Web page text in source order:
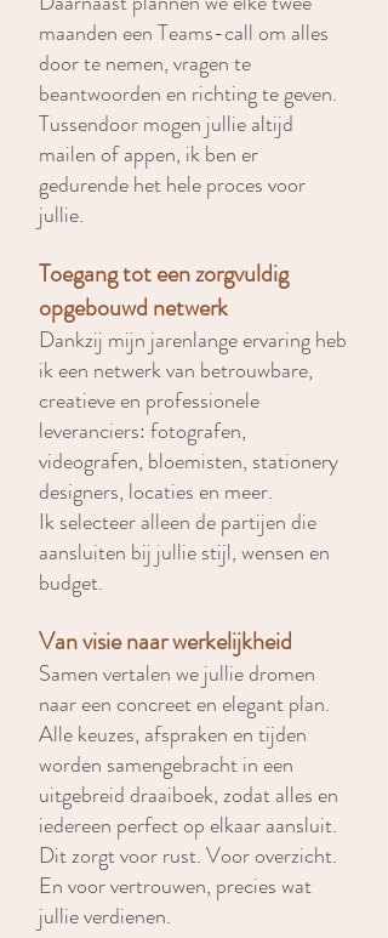
maanden een Teams-call om alles
door te nemen, vragen te
beantwoorden en richting te geven.
Tussendoor mogen jullie altijd
mailen of appen, ik ben er
gedurende het hele proces voor
jullie.
Toegang tot een zorgvuldig
opgebouwd netwerk
Dankzij mijn jarenlange ervaring heb
ik een netwerk van betrouwbare,
creatieve en professionele
leveranciers: fotografen,
videografen, bloemisten, stationery
designers, locaties en meer.
Ik selecteer alleen de partijen die
aansluiten bij jullie stijl, wensen en
budget.
Van visie naar werkelijkheid
Samen vertalen we jullie dromen
naar een concreet en elegant plan.
Alle keuzes, afspraken en tijden
worden samengebracht in een
uitgebreid draaiboek, zodat alles en
iedereen perfect op elkaar aansluit.
Dit zorgt voor rust. Voor overzicht.
En voor vertrouwen, precies wat
jullie verdienen.